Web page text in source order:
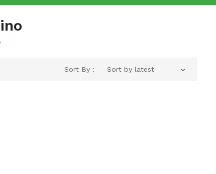
Sort By : Sort by latest